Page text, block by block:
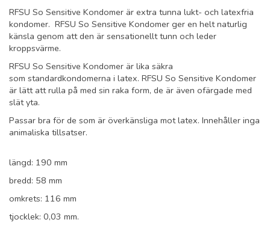
RFSU So Sensitive Kondomer är extra tunna lukt- och latexfria
kondomer. RFSU So Sensitive Kondomer ger en helt naturlig
känsla genom att den är sensationellt tunn och leder
kroppsvärme.
RFSU So Sensitive Kondomer är lika säkra
som standardkondomerna i latex. RFSU So Sensitive Kondomer
är lätt att rulla på med sin raka form, de är även ofärgade med
slät yta.
Passar bra för de som är överkänsliga mot latex. Innehåller inga
animaliska tillsatser.
längd: 190 mm
bredd: 58 mm
omkrets: 116 mm
tjocklek: 0,03 mm.